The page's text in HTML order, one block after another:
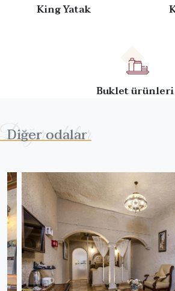
King Yatak
Buklet ürünleri
odalar
Diğer odalar